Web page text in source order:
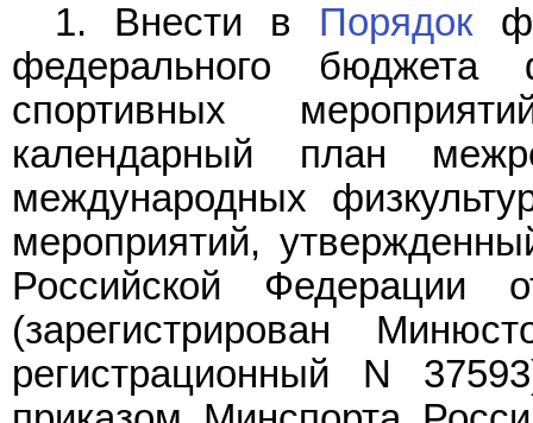
1. Внести в Порядок
федерального бюджета
спортивных
календарный план
международных
мероприятий,
Российской
(зарегистрирован
регистрационный N